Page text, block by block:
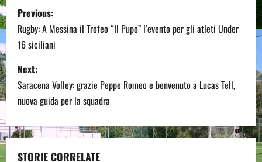
P
o
s
t
n
a
v
Previous:
Rugby: A Messina il Trofeo “Il Pupo” l’evento per gli atleti Under
16 siciliani
Next:
Saracena Volley: grazie Peppe Romeo e benvenuto a Lucas Tell,
nuova guida per la squadra
STORIE CORRELATE